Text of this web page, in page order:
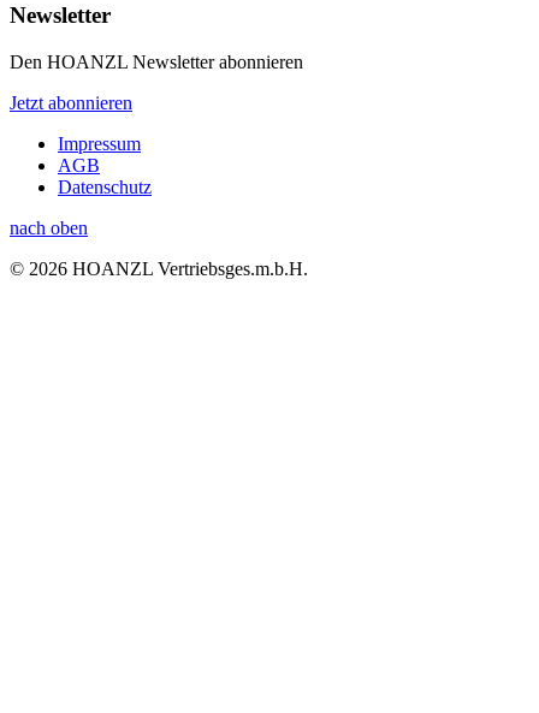
Newsletter
Den HOANZL Newsletter abonnieren
Jetzt abonnieren
Impressum
AGB
Datenschutz
nach oben
© 2026 HOANZL Vertriebsges.m.b.H.